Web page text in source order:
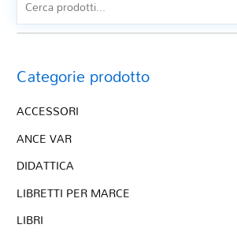
Categorie prodotto
ACCESSORI
ANCE VAR
DIDATTICA
LIBRETTI PER MARCE
LIBRI